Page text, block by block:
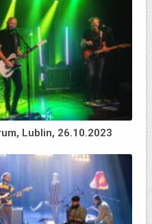
Lublin, 26.10.2023